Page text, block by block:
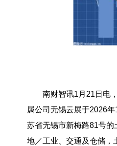
南财智讯1月21日电
属公司无锡云展于2026
苏省无锡市新梅路81号的
地／工业、交通及仓储，